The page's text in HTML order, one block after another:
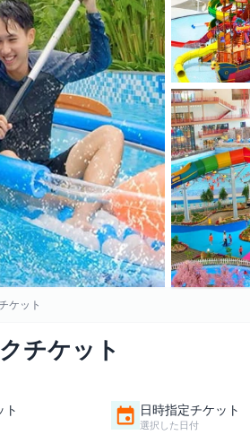
ケット
チケット
ト 日時指定チケット
選択した日付